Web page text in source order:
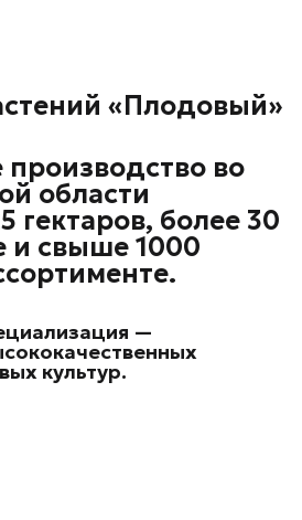
«Плодовый»
производство во
области
более 30
и свыше 1000
—
культур.